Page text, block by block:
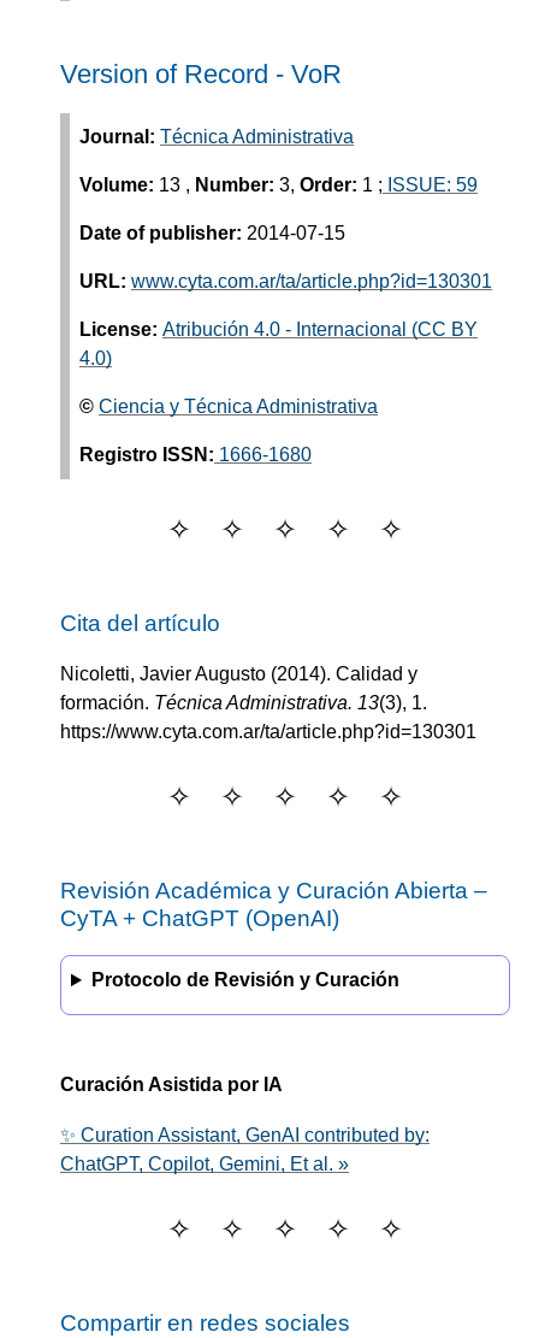
Version of Record - VoR
Journal: Técnica Administrativa
Volume: 13 , Number: 3, Order: 1 ; ISSUE: 59
Date of publisher: 2014-07-15
URL: www.cyta.com.ar/ta/article.php?id=130301
License: Atribución 4.0 - Internacional (CC BY
4.0)
© Ciencia y Técnica Administrativa
Registro ISSN: 1666-1680
Cita del artículo
Nicoletti, Javier Augusto (2014). Calidad y
formación. Técnica Administrativa. 13(3), 1.
https://www.cyta.com.ar/ta/article.php?id=130301
Revisión Académica y Curación Abierta –
CyTA + ChatGPT (OpenAI)
Protocolo de Revisión y Curación
Curación Asistida por IA
✨ Curation Assistant, GenAI contributed by:
ChatGPT, Copilot, Gemini, Et al. »
Compartir en redes sociales